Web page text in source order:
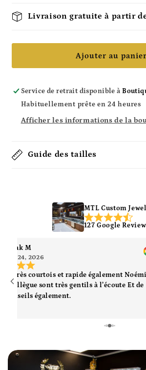
Livraison gratuite à partir
Ajouter au panier
Service de retrait disponible à
Habituellement prête en 24 heures
Afficher les informations de la
Guide des tailles
MTL Custom
127 Google
Wifak M
Mar 24, 2026
très courtois et rapide également
collègue sont très gentils à l’écoute Et de
conseils également.